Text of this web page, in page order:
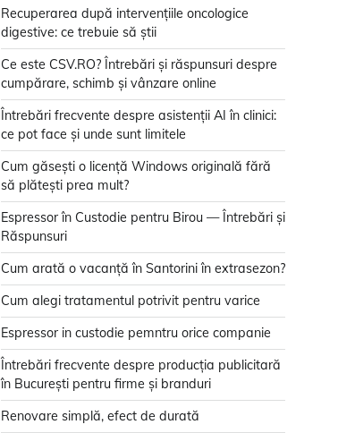
Recuperarea după intervențiile oncologice
digestive: ce trebuie să știi
Ce este CSV.RO? Întrebări și răspunsuri despre
cumpărare, schimb și vânzare online
Întrebări frecvente despre asistenții AI în clinici:
ce pot face și unde sunt limitele
Cum găsești o licență Windows originală fără
să plătești prea mult?
Espressor în Custodie pentru Birou — Întrebări și
Răspunsuri
Cum arată o vacanță în Santorini în extrasezon?
Cum alegi tratamentul potrivit pentru varice
Espressor in custodie pemntru orice companie
Întrebări frecvente despre producția publicitară
în București pentru firme și branduri
Renovare simplă, efect de durată